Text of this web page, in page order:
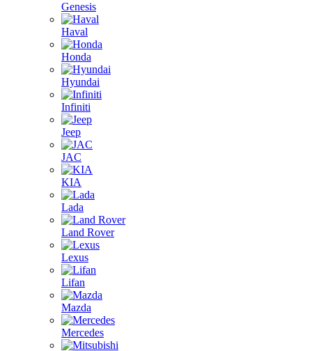
Genesis
Haval
Honda
Hyundai
Infiniti
Jeep
JAC
KIA
Lada
Land Rover
Lexus
Lifan
Mazda
Mercedes